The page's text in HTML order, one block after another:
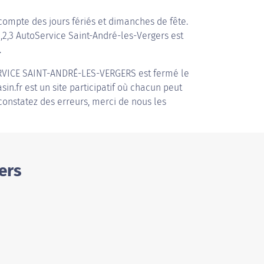
des jours fériés et dimanches de fête.
AutoService Saint-André-les-Vergers est
SAINT-ANDRÉ-LES-VERGERS est fermé le
est un site participatif où chacun peut
des erreurs, merci de nous les